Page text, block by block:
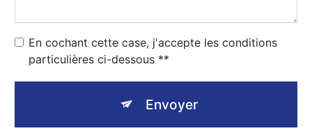
En cochant cette case, j'accepte les conditions
particulières ci-dessous **
Envoyer